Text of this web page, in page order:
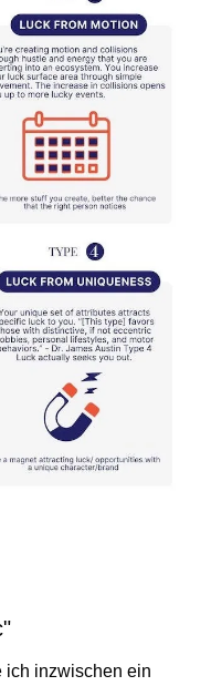
ich inzwischen ein